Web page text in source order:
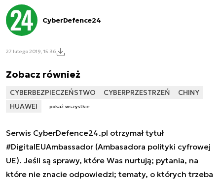
CyberDefence24
27 lutego 2019, 15:36
Zobacz również
CYBERBEZPIECZEŃSTWO CYBERPRZESTRZEŃ
CHINY
HUAWEI
pokaż wszystkie
Serwis CyberDefence24.pl otrzymał tytuł
#DigitalEUAmbassador (Ambasadora polityki cyfrowej
UE). Jeśli są sprawy, które Was nurtują; pytania, na
które nie znacie odpowiedzi; tematy, o których trzeba